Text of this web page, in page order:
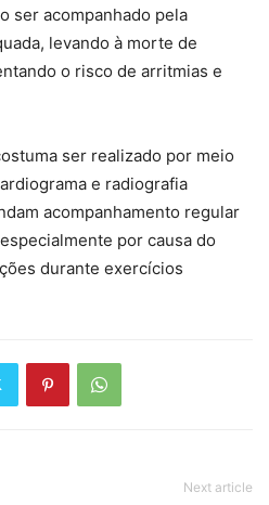
ser acompanhado pela
levando à morte de
o risco de arritmias e
ser realizado por meio
e radiografia
acompanhamento regular
por causa do
durante exercícios
Next article